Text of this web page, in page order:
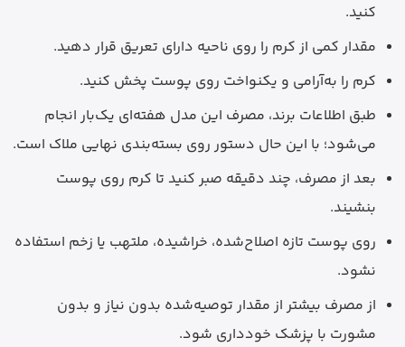
کنید.
مقدار کمی از کرم را روی ناحیه دارای تعریق قرار دهید.
کرم را به‌آرامی و یکنواخت روی پوست پخش کنید.
طبق اطلاعات برند، مصرف این مدل هفته‌ای یک‌بار انجام
می‌شود؛ با این حال دستور روی بسته‌بندی نهایی ملاک است.
بعد از مصرف، چند دقیقه صبر کنید تا کرم روی پوست
بنشیند.
روی پوست تازه اصلاح‌شده، خراشیده، ملتهب یا زخم استفاده
نشود.
از مصرف بیشتر از مقدار توصیه‌شده بدون نیاز و بدون
مشورت با پزشک خودداری شود.